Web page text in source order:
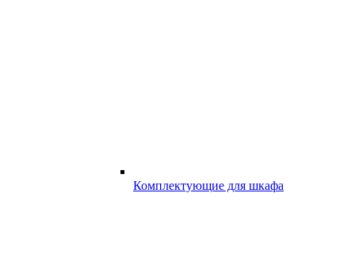
Комплектующие для шкафа